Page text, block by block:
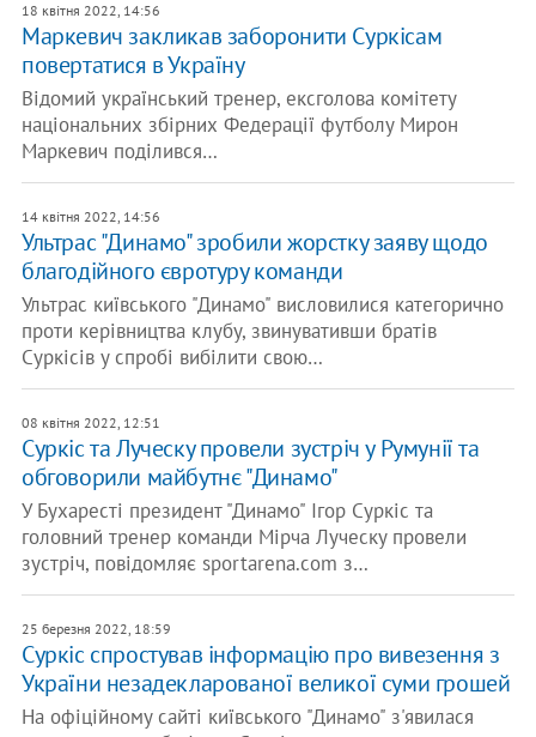
18 квітня 2022, 14:56
Маркевич закликав заборонити Суркісам
повертатися в Україну
Відомий український тренер, ексголова комітету
національних збірних Федерації футболу Мирон
Маркевич поділився…
14 квітня 2022, 14:56
Ультрас "Динамо" зробили жорстку заяву щодо
благодійного євротуру команди
Ультрас київського "Динамо" висловилися категорично
проти керівництва клубу, звинувативши братів
Суркісів у спробі вибілити свою…
08 квітня 2022, 12:51
Суркіс та Луческу провели зустріч у Румунії та
обговорили майбутнє "Динамо"
У Бухаресті президент "Динамо" Ігор Суркіс та
головний тренер команди Мірча Луческу провели
зустріч, повідомляє sportarena.com з…
25 березня 2022, 18:59
Суркіс спростував інформацію про вивезення з
України незадекларованої великої суми грошей
На офіційному сайті київського "Динамо" з'явилася